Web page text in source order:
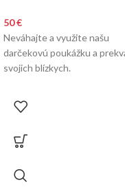
50€
Neváhajte a využite našu
darčekovú poukážku a
svojich blízkych.